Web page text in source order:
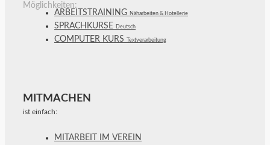
Möglichkeiten:
ARBEITSTRAINING Näharbeiten & Hotellerie
SPRACHKURSE Deutsch
COMPUTER KURS Textverarbeitung
MITMACHEN
ist einfach:
MITARBEIT IM VEREIN